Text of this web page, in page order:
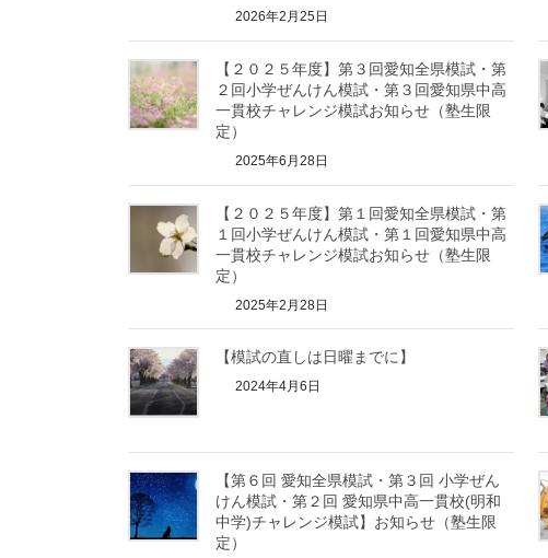
2026年2月25日
【２０２５年度】第３回愛知全県模試・第
２回小学ぜんけん模試・第３回愛知県中高
一貫校チャレンジ模試お知らせ（塾生限
定）
2025年6月28日
【２０２５年度】第１回愛知全県模試・第
１回小学ぜんけん模試・第１回愛知県中高
一貫校チャレンジ模試お知らせ（塾生限
定）
2025年2月28日
【模試の直しは日曜までに】
2024年4月6日
【第６回 愛知全県模試・第３回 小学ぜん
けん模試・第２回 愛知県中高一貫校(明和
中学)チャレンジ模試】お知らせ（塾生限
定）